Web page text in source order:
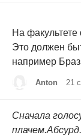
На факультете
Это должен
например
Anton 21
Сначала